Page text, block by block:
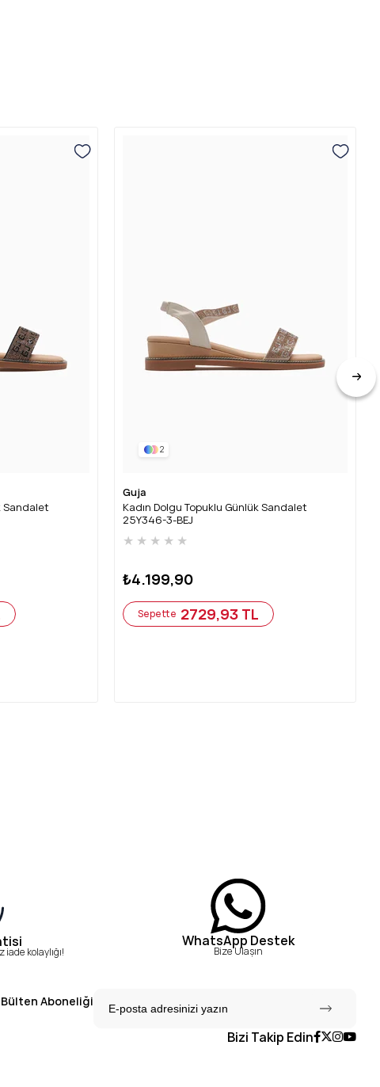
Sandalet
2
Guja
Kadın Dolgu Topuklu Günlük Sandalet
25Y346-3-BEJ
★ ★ ★ ★ ★
₺4.199,90
Sepette 2729,93 TL
kolaylığı!
WhatsApp Destek
Bize Ulaşın
Bülten Aboneliği
Bizi Takip Edin